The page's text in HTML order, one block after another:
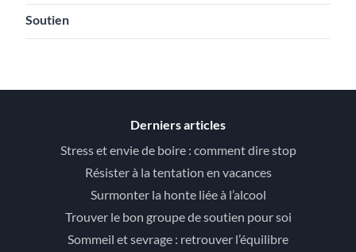
Soutien
Derniers articles
Stress et envie de boire : comment dire stop
Résister à la tentation en vacances
Surmonter la honte liée à l’alcool
Trouver le bon groupe de soutien pour soi
Sommeil et sevrage : retrouver l’équilibre